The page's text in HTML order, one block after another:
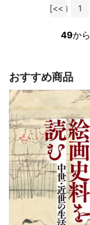
[<< 前
1
49から
おすすめ商品